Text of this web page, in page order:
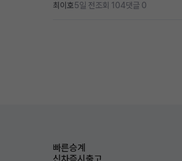
최이호5일 전조회 104댓글 0
빠른승계